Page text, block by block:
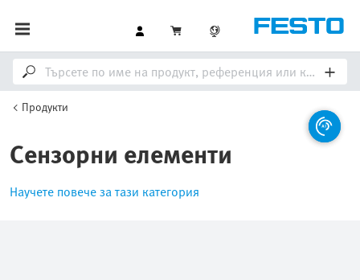
Продукти
Сензорни елементи
Научете повече за тази категория